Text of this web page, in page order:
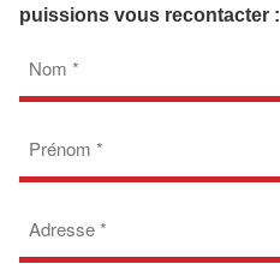
puissions vous recontacter :